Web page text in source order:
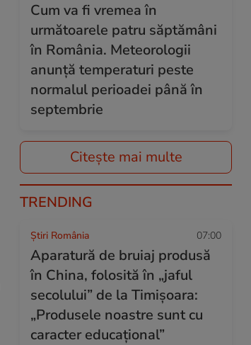
Cum va fi vremea în
următoarele patru săptămâni
în România. Meteorologii
anunță temperaturi peste
normalul perioadei până în
septembrie
Citește mai multe
TRENDING
Știri România 07:00
Aparatură de bruiaj produsă
în China, folosită în „jaful
secolului” de la Timișoara:
„Produsele noastre sunt cu
caracter educațional”